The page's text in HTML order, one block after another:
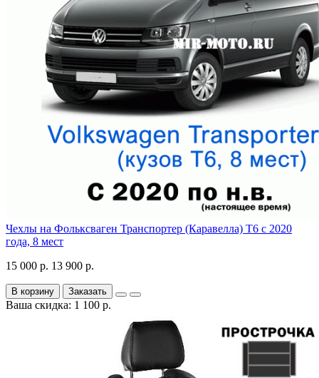
Чехлы на Фольксваген Транспортер (Каравелла) Т6 с 2020
года, 8 мест
15 000 р. 13 900 р.
В корзину Заказать
Ваша скидка: 1 100 р.